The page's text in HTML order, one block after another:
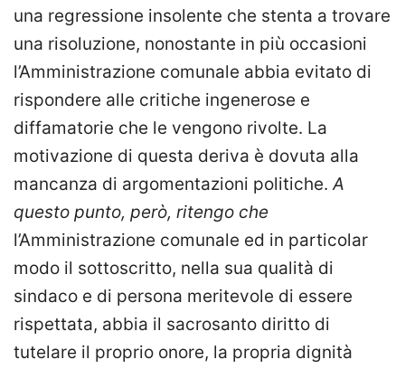
una regressione insolente che stenta a trovare
una risoluzione, nonostante in più occasioni
l’Amministrazione comunale abbia evitato di
rispondere alle critiche ingenerose e
diffamatorie che le vengono rivolte. La
motivazione di questa deriva è dovuta alla
mancanza di argomentazioni politiche.A
questo punto, però, ritengo che
l’Amministrazione comunale ed in particolar
modo il sottoscritto, nella sua qualità di
sindaco e di persona meritevole di essere
rispettata, abbia il sacrosanto diritto di
tutelare il proprio onore, la propria dignità